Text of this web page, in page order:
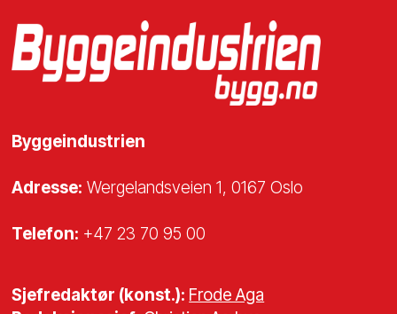
Byggeindustrien
Adresse: Wergelandsveien 1, 0167 Oslo
Telefon: +47 23 70 95 00
Sjefredaktør (konst.): Frode Aga